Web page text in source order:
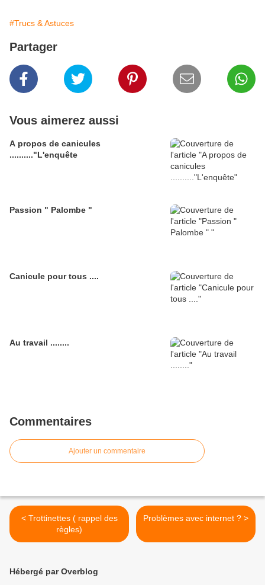
#Trucs & Astuces
Partager
Vous aimerez aussi
A propos de canicules
.........."L'enquête
Passion " Palombe "
Canicule pour tous ....
Au travail ........
Commentaires
Ajouter un commentaire
< Trottinettes ( rappel des
règles)
Problèmes avec internet ? >
Hébergé par Overblog